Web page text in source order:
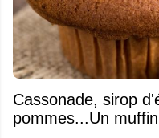
​Cassonade, sirop
pommes...Un